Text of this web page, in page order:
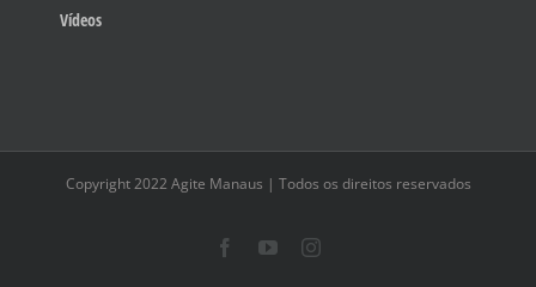
Vídeos
Copyright 2022 Agite Manaus | Todos os direitos reservados
FacebookYouTubeInstagram